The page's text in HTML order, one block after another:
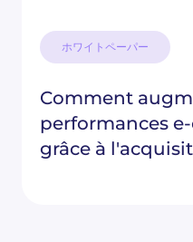
ホワイトペーパー
Comment
performances
grâce à